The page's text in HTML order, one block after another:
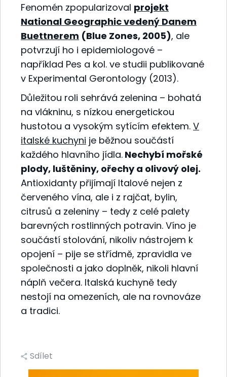
Fenomén zpopularizoval projekt
National Geographic vedený Danem
Buettnerem (Blue Zones, 2005), ale
potvrzují ho i epidemiologové –
například Pes a kol. ve studii publikované
v Experimental Gerontology (2013).
Důležitou roli sehrává zelenina – bohatá
na vlákninu, s nízkou energetickou
hustotou a vysokým sytícím efektem. V
italské kuchyni je běžnou součástí
každého hlavního jídla. Nechybí mořské
plody, luštěniny, ořechy a olivový olej.
Antioxidanty přijímají Italové nejen z
červeného vína, ale i z rajčat, bylin,
citrusů a zeleniny – tedy z celé palety
barevných rostlinných potravin. Víno je
součástí stolování, nikoliv nástrojem k
opojení – pije se střídmě, zpravidla ve
společnosti a jako doplněk, nikoli hlavní
náplň večera. Italská kuchyně tedy
nestojí na omezeních, ale na rovnováze
a tradici.
Sdílet